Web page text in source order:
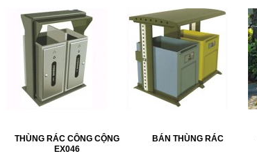
THÙNG RÁC CÔNG CỘNG
EX046
BÁN THÙNG RÁC